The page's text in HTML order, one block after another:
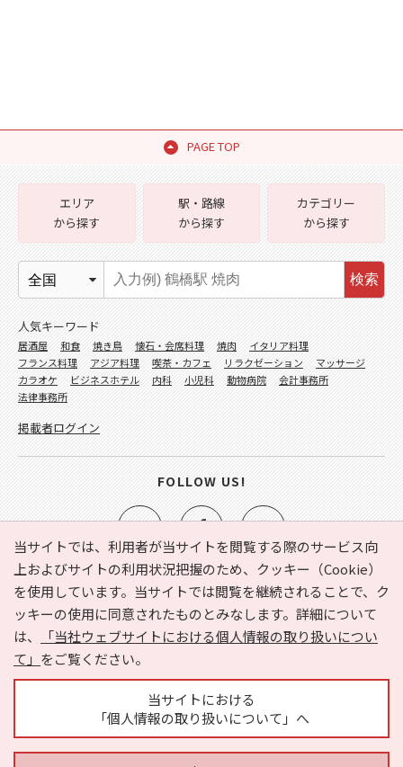
PAGE TOP
当サイトでは、利用者が当サイトを閲覧する際のサービス向
上およびサイトの利用状況把握のため、クッキー（Cookie）
を使用しています。当サイトでは閲覧を継続されることで、ク
ッキーの使用に同意されたものとみなします。詳細について
は、
「当社ウェブサイトにおける個人情報の取り扱いについ
て」 をご覧ください。
当サイトにおける
「個人情報の取り扱いについて」へ
e-NAVITA（イーナビタ）とは？ お気に入り
ヘルプ
利用規約
個人情報の取り扱いについて
運営会社
サイトマップ
広告掲載に関するお問い合わせ
エリア
から探す
駅・路線
から探す
カテゴリー
から探す
検索
人気キーワード
居酒屋 和食 焼き鳥 懐石・会席料理 焼肉
イタリア料理
フランス料理
アジア料理 喫茶・カフェ リラクゼーション
マッサージ
カラオケ
ビジネスホテル 内科 小児科 動物病院
会計事務所
法律事務所
掲載者ログイン
FOLLOW US!